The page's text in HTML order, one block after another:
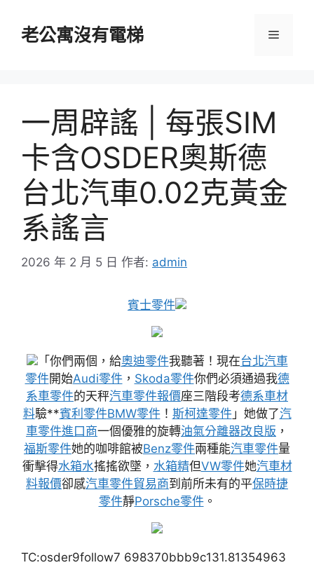
老公寓沒有電梯 選
一周辟謠 | 每張SIM
卡含OSDER奧斯德
台北汽車0.02克黃金
系謠言
2026 年 2 月 5 日 作者: admin
賓士零件
「你們兩個，給奧迪零件我聽著！現在台北汽車
零件開始Audi零件， Skoda零件你們必須通過我德
系車零件的天秤汽車零件報價座三階段考德系車材
料驗**賓利零件BMW零件！ 斯柯達零件」她做了汽
車零件進口商一個優雅的旋轉油氣分離器改良版 ，
福斯零件她的咖啡館被Benz零件兩種能汽車零件量
衝擊得水箱水搖搖欲墜， 水箱精但VW零件她汽車材
料報價卻感汽車零件貿易商到前所未有的平保時捷
零件靜Porsche零件。
TC:osder9follow7 698370bbb9c131.81354963